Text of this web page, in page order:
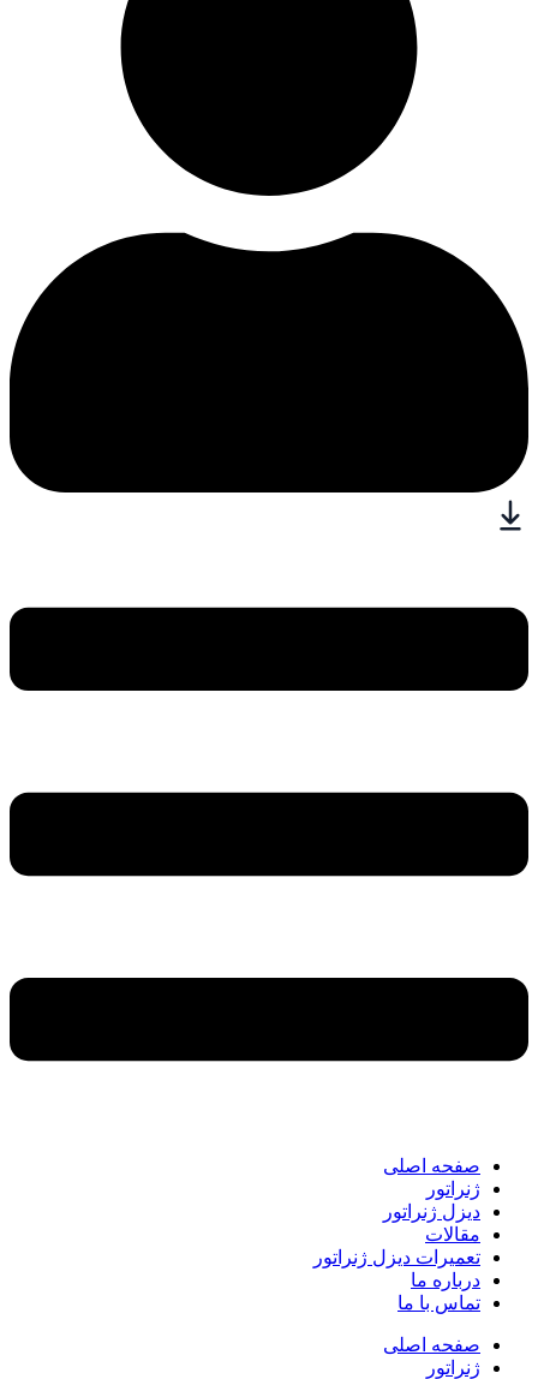
صفحه اصلی
ژنراتور
دیزل ژنراتور
مقالات
تعمیرات دیزل ژنراتور
درباره ما
تماس با ما
صفحه اصلی
ژنراتور